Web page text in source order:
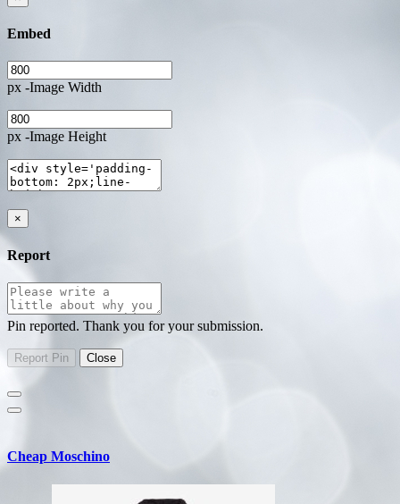
Embed
px -Image Width
px -Image Height
×
Report
Pin reported. Thank you for your submission.
Cheap Moschino